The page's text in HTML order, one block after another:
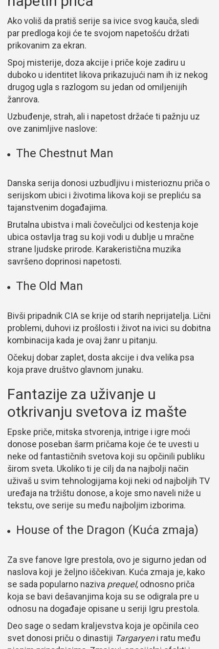
Ako voliš da pratiš serije sa ivice svog kauča, sledi
par predloga koji će te svojom napetošću držati
prikovanim za ekran.
Spoj misterije, doza akcije i priče koje zadiru u
duboko u identitet likova prikazujući nam ih iz nekog
drugog ugla s razlogom su jedan od omiljenijih
žanrova.
Uzbuđenje, strah, ali i napetost držaće ti pažnju uz
ove zanimljive naslove:
The Chestnut Man
Danska serija donosi uzbudljivu i misterioznu priča o
serijskom ubici i životima likova koji se prepliću sa
tajanstvenim događajima.
Brutalna ubistva i mali čovečuljci od kestenja koje
ubica ostavlja trag su koji vodi u dublje u mračne
strane ljudske prirode. Karakeristična muzika
savršeno doprinosi napetosti.
The Old Man
Bivši pripadnik CIA se krije od starih neprijatelja. Lični
problemi, duhovi iz prošlosti i život na ivici su dobitna
kombinacija kada je ovaj žanr u pitanju.
Očekuj dobar zaplet, dosta akcije i dva velika psa
koja prave društvo glavnom junaku.
Fantazije za uživanje u
otkrivanju svetova iz mašte
Epske priče, mitska stvorenja, intrige i igre moći
donose poseban šarm pričama koje će te uvesti u
neke od fantastičnih svetova koji su opčinili publiku
širom sveta. Ukoliko ti je cilj da na najbolji način
uživaš u svim tehnologijama koji neki od najboljih TV
uređaja na tržištu donose, a koje smo naveli niže u
tekstu, ove serije su među najboljim izborima.
House of the Dragon (Kuća zmaja)
Za sve fanove Igre prestola, ovo je sigurno jedan od
naslova koji je željno iščekivan. Kuća zmaja je, kako
se sada popularno naziva prequel, odnosno priča
koja se bavi dešavanjima koja su se odigrala pre u
odnosu na događaje opisane u seriji Igru prestola.
Deo sage o sedam kraljevstva koja je opčinila ceo
svet donosi priču o dinastiji Targaryeni ratu među